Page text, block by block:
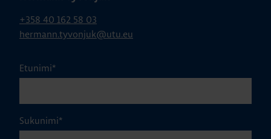
+358 40 162 58 03
hermann.tyvonjuk@utu.eu
Etunimi*
Sukunimi*